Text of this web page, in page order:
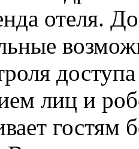
отеля.
лиц и
гостям